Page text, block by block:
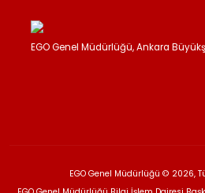
EGO Genel Müdürlüğü, Ankara
EGO Genel Müdürlüğü © 2026,